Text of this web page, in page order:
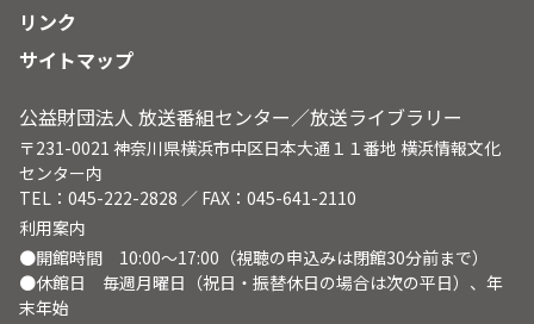
リンク
サイトマップ
公益財団法人 放送番組センター／放送ライブラリー
〒231-0021 神奈川県横浜市中区日本大通１１番地 横浜情報文化
センター内
TEL：045-222-2828 ／ FAX：045-641-2110
利用案内
●開館時間 10:00～17:00（視聴の申込みは閉館30分前まで）
●休館日 毎週月曜日（祝日・振替休日の場合は次の平日）、年
末年始